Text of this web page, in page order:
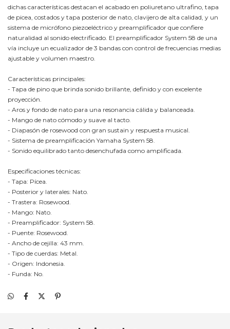
dichas características destacan el acabado en poliuretano ultrafino, tapa
de picea, costados y tapa posterior de nato, clavijero de alta calidad, y un
sistema de micrófono piezoeléctrico y preamplificador que confiere
naturalidad al sonido electrificado. El preamplificador System 58 de una
vía incluye un ecualizador de 3 bandas con control de frecuencias medias
ajustable y volumen maestro.
Características principales:
- Tapa de pino que brinda sonido brillante, definido y con excelente
proyección.
- Aros y fondo de nato para una resonancia cálida y balanceada.
- Mango de nato cómodo y suave al tacto.
- Diapasón de rosewood con gran sustain y respuesta musical.
- Sistema de preamplificación Yamaha System 58.
- Sonido equilibrado tanto desenchufada como amplificada.
Especificaciones técnicas:
- Tapa: Pícea.
- Posterior y laterales: Nato.
- Trastera: Rosewood.
- Mango: Nato.
- Preamplificador: System 58.
- Puente: Rosewood.
- Ancho de cejilla: 43 mm.
- Tipo de cuerdas: Metal.
- Origen: Indonesia.
- Funda: No.